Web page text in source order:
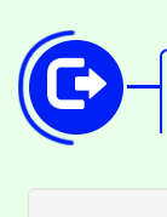
版
公
代
「
車
桃